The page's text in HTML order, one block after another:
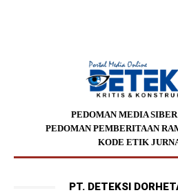
PEDOMAN MEDIA SIBER
PEDOMAN PEMBERITAAN
KODE ETIK
PT. DETEKSI